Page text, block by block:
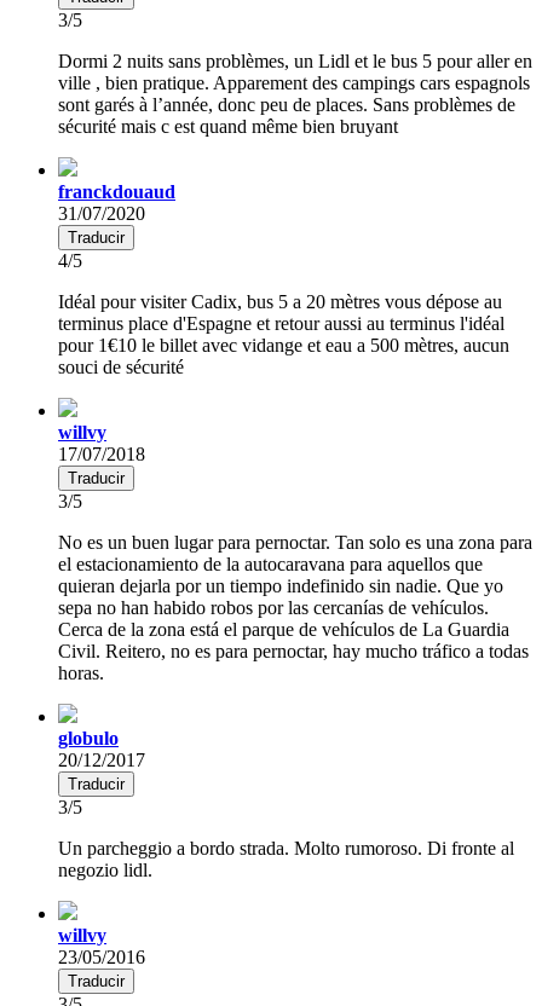
3/5
Dormi 2 nuits sans problèmes, un Lidl et le bus 5 pour aller en
ville , bien pratique. Apparement des campings cars espagnols
sont garés à l’année, donc peu de places. Sans problèmes de
sécurité mais c est quand même bien bruyant
franckdouaud
31/07/2020
Traducir
4/5
Idéal pour visiter Cadix, bus 5 a 20 mètres vous dépose au
terminus place d'Espagne et retour aussi au terminus l'idéal
pour 1€10 le billet avec vidange et eau a 500 mètres, aucun
souci de sécurité
willvy
17/07/2018
Traducir
3/5
No es un buen lugar para pernoctar. Tan solo es una zona para
el estacionamiento de la autocaravana para aquellos que
quieran dejarla por un tiempo indefinido sin nadie. Que yo
sepa no han habido robos por las cercanías de vehículos.
Cerca de la zona está el parque de vehículos de La Guardia
Civil. Reitero, no es para pernoctar, hay mucho tráfico a todas
horas.
globulo
20/12/2017
Traducir
3/5
Un parcheggio a bordo strada. Molto rumoroso. Di fronte al
negozio lidl.
willvy
23/05/2016
Traducir